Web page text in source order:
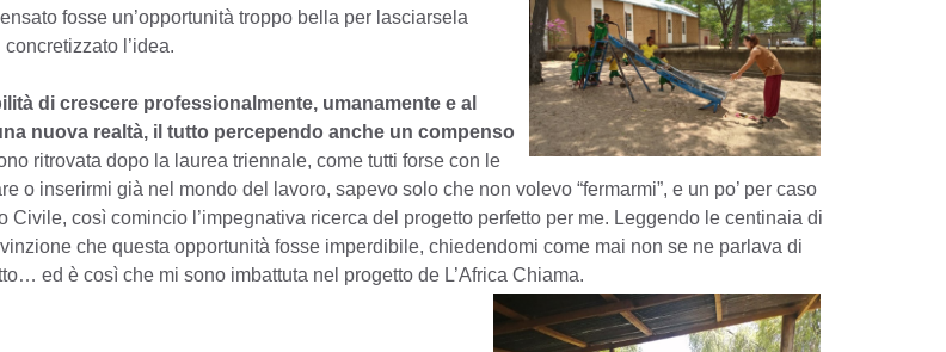
fosse un’opportunità troppo bella per lasciarsela
l’idea.
di crescere professionalmente, umanamente e al
nuova realtà, il tutto percependo anche un compenso
ritrovata dopo la laurea triennale, come tutti forse con le
o inserirmi già nel mondo del lavoro, sapevo solo che non volevo “fermarmi”, e un po’ per caso
così comincio l’impegnativa ricerca del progetto perfetto per me. Leggendo le centinaia di
che questa opportunità fosse imperdibile, chiedendomi come mai non se ne parlava di
ed è così che mi sono imbattuta nel progetto de L’Africa Chiama.